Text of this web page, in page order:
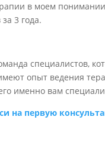
в моем
3 года.
специалистов,
опыт ведения
именно вам
на первую